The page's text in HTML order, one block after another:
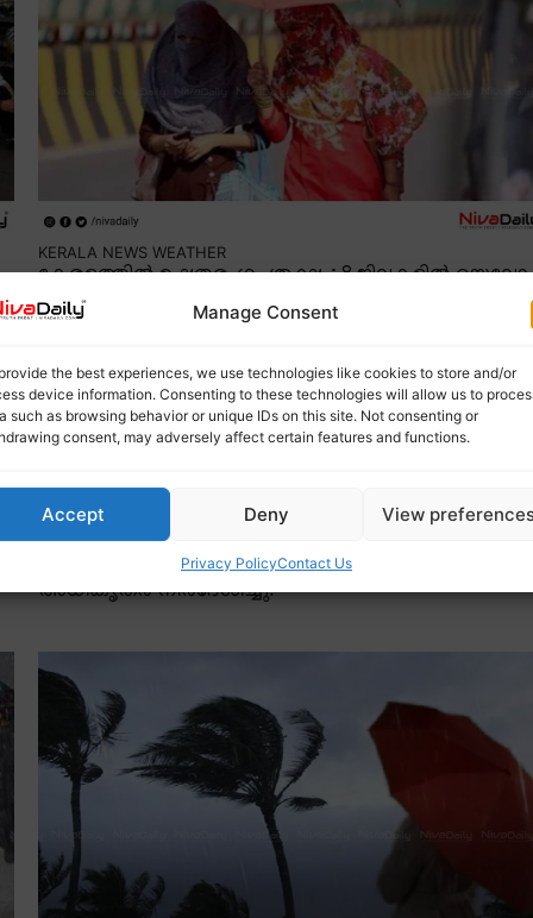
Manage Consent
the best experiences, we use technologies like cookies to store and/or
device information. Consenting to these technologies will allow us to
such as browsing behavior or unique IDs on this site. Not consenting or
consent, may adversely affect certain features and functions.
Accept Deny View
Privacy PolicyContact Us
KERALA NEWS WEATHER
കേരളത്തിൽ ഉഷ്ണതരംഗം രൂക്ഷം: 8 ജില്ലകളിൽ യെല്ലോ
അലർട്ട്
April 16, 2025 നിവ ലേഖകൻ
വർദ്ധിക്കുന്ന സാഹചര്യത്തിൽ എട്ട് ജില്ലകളിൽ
യെല്ലോ അലർട്ട് പ്രഖ്യാപിച്ചു. പാലക്കാട്
ജില്ലയിൽ ഇന്നും നാളെയും പരമാവധി താപനില
പൊതുജനങ്ങൾക്ക് നിർജലീകരണം, സൂര്യാഘാതം,
സൂര്യാതപം തുടങ്ങിയ ആരോഗ്യ പ്രശ്നങ്ങൾ
ഉണ്ടാകാതിരിക്കാൻ പ്രത്യേകം ശ്രദ്ധിക്കണമെന്ന്
അധികൃതർ നിർദേശിച്ചു.